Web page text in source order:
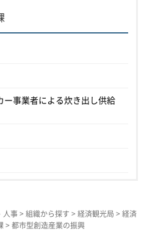
ー事業者による炊き出し供給
人事> 組織から探す > 経済観光局 > 経済
> 都市型創造産業の振興